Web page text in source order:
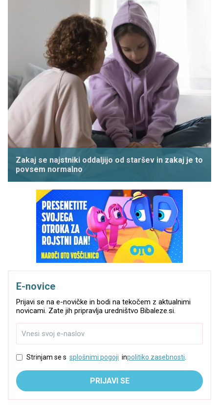
Zakaj se najstniki oddaljijo od staršev in zakaj je to
povsem normalno
E-novice
Prijavi se na e-novičke in bodi na tekočem z aktualnimi
novicami. Zate jih pripravlja uredništvo Bibaleze.si.
Strinjam se s splošnimi pogoji inpolitiko zasebnosti.
PRIJAVI SE